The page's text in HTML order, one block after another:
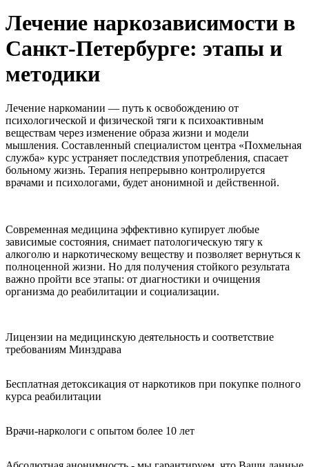
Лечение наркозависимости в
Санкт-Петербурге: этапы и
методики
Лечение наркомании — путь к освобождению от
психологической и физической тяги к психоактивным
веществам через изменение образа жизни и модели
мышления. Составленный специалистом центра «Похмельная
служба» курс устраняет последствия употребления, спасает
больному жизнь. Терапия непрерывно контролируется
врачами и психологами, будет анонимной и действенной.
Современная медицина эффективно купирует любые
зависимые состояния, снимает патологическую тягу к
алкоголю и наркотическому веществу и позволяет вернуться к
полноценной жизни. Но для получения стойкого результата
важно пройти все этапы: от диагностики и очищения
организма до реабилитации и социализации.
Лицензии на медицинскую деятельность и соответствие
требованиям Минздрава
Бесплатная детоксикация от наркотиков при покупке полного
курса реабилитации
Врачи-наркологи с опытом более 10 лет